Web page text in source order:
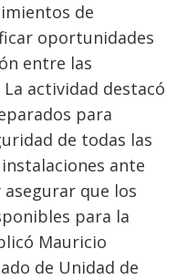
de
oportunidades
entre las
actividad destacó
para
de todas las
ante
que los
para la
Mauricio
de Unidad de